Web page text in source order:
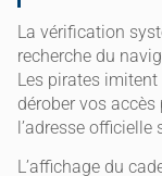
La vérification
recherche du
Les pirates
dérober vos
l’adresse
L’affichage du